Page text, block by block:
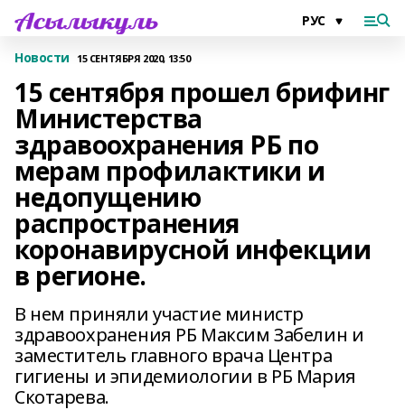
Новости 15 СЕНТЯБРЯ 2020, 13:50
15 сентября прошел брифинг
Министерства
здравоохранения РБ по
мерам профилактики и
недопущению
распространения
коронавирусной инфекции
в регионе.
В нем приняли участие министр
здравоохранения РБ Максим Забелин и
заместитель главного врача Центра
гигиены и эпидемиологии в РБ Мария
Скотарева.